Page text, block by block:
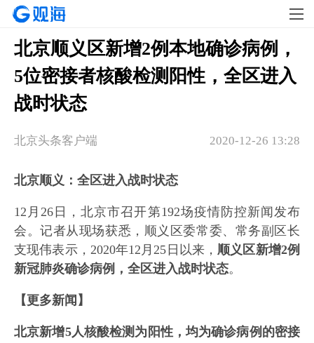
北京顺义区新增2例本地确诊病例，
5位密接者核酸检测阳性，全区进入
战时状态
2020-12-26 13:28
北京头条客户端
北京顺义：全区进入战时状态
12月26日，北京市召开第192场疫情防控新闻发布
会。记者从现场获悉，顺义区委常委、常务副区长
支现伟表示，2020年12月25日以来，顺义区新增2例
新冠肺炎确诊病例，全区进入战时状态。
【更多新闻】
北京新增5人核酸检测为阳性，均为确诊病例的密接